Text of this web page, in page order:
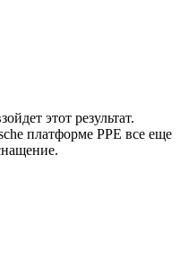
этот результат.
платформе PPE все еще